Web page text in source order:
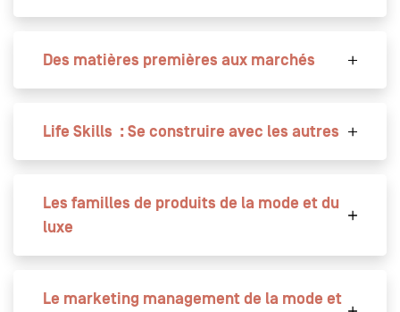
Des matières premières aux marchés
Life Skills : Se construire avec les autres
Les familles de produits de la mode et du
luxe
Le marketing management de la mode et